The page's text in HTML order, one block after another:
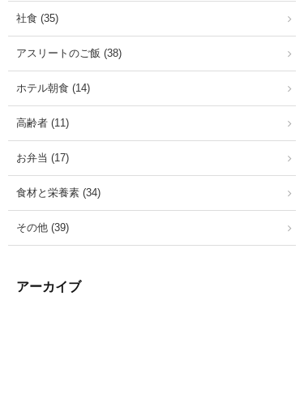
社食 (35)
アスリートのご飯 (38)
ホテル朝食 (14)
高齢者 (11)
お弁当 (17)
食材と栄養素 (34)
その他 (39)
アーカイブ